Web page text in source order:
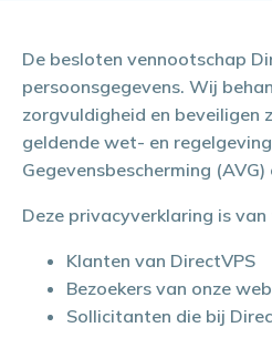
De besloten vennootschap
persoonsgegevens. Wij
zorgvuldigheid en beveiligen
geldende wet- en
Gegevensbescherming
Deze privacyverklaring is
Klanten van DirectVPS
Bezoekers van onze
Sollicitanten die bij